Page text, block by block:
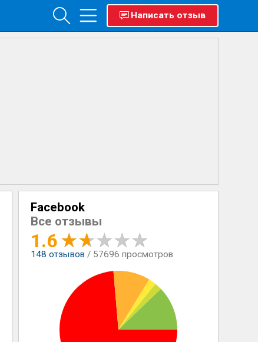
Написать отзыв
Facebook
Все отзывы
1.6
148 отзывов / 57696 просмотров